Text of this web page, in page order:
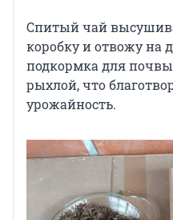
Спитый чай
коробку и отвожу на
подкормка для
рыхлой, что
урожайность.